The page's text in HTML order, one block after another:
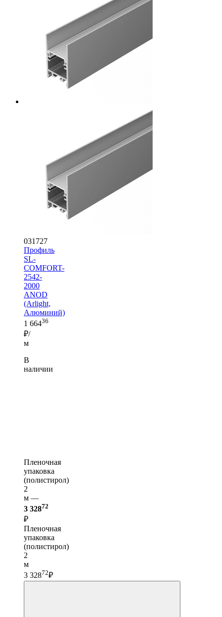
031727
Профиль
SL-
COMFORT-
2542-
2000
ANOD
(Arlight,
Алюминий)
1 66436
₽/
м
В
наличии
Пленочная
упаковка
(полистирол)
2
м —
3 32872
₽
Пленочная
упаковка
(полистирол)
2
м
3 32872₽